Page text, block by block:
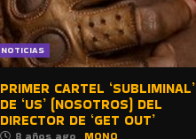
NOTICIAS
PRIMER CARTEL ‘SUBLIMINAL’
DE ‘US’ (NOSOTROS) DEL
DIRECTOR DE ‘GET OUT’